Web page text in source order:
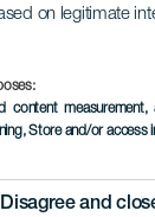
on legitimate
content
, Store and/or access
Disagree and